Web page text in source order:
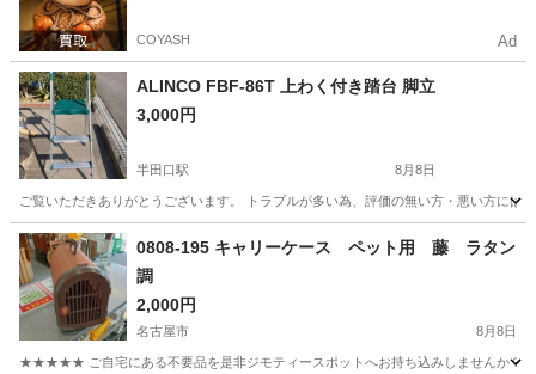
COYASH Ad
ALINCO FBF-86T 上わく付き踏台 脚立
3,000円
半田口駅 8月8日
ご覧いただきありがとうございます。 トラブルが多い為、評価の無い方・悪い方に
愛知 半田市 その他
0808-195 キャリーケース ペット用 藤 ラタン
調
2,000円
名古屋市 8月8日
★★★★★ ご自宅にある不要品を是非ジモティースポットへお持ち込みしませんか？